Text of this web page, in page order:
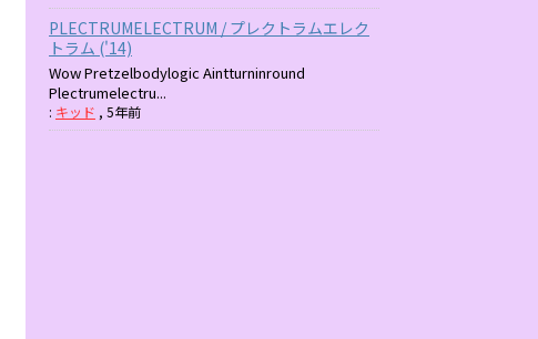
PLECTRUMELECTRUM / プレクトラムエレク
トラム ('14)
Wow Pretzelbodylogic Aintturninround
Plectrumelectru...
: キッド , 5年前